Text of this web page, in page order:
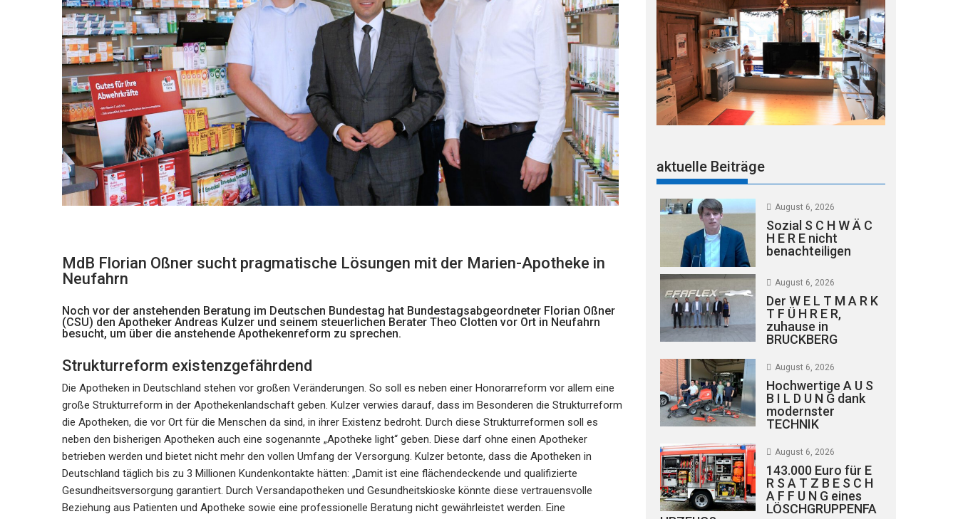
MdB Florian Oßner sucht pragmatische Lösungen mit der Marien-Apotheke in
Neufahrn
Noch vor der anstehenden Beratung im Deutschen Bundestag hat Bundestagsabgeordneter Florian Oßner
(CSU) den Apotheker Andreas Kulzer und seinem steuerlichen Berater Theo Clotten vor Ort in Neufahrn
besucht, um über die anstehende Apothekenreform zu sprechen.
Strukturreform existenzgefährdend
Die Apotheken in Deutschland stehen vor großen Veränderungen. So soll es neben einer Honorarreform vor allem eine
große Strukturreform in der Apothekenlandschaft geben. Kulzer verwies darauf, dass im Besonderen die Strukturreform
die Apotheken, die vor Ort für die Menschen da sind, in ihrer Existenz bedroht. Durch diese Strukturreformen soll es
neben den bisherigen Apotheken auch eine sogenannte „Apotheke light“ geben. Diese darf ohne einen Apotheker
betrieben werden und bietet nicht mehr den vollen Umfang der Versorgung. Kulzer betonte, dass die Apotheken in
Deutschland täglich bis zu 3 Millionen Kundenkontakte hätten: „Damit ist eine flächendeckende und qualifizierte
Gesundheitsversorgung garantiert. Durch Versandapotheken und Gesundheitskioske könnte diese vertrauensvolle
Beziehung aus Patienten und Apotheke sowie eine professionelle Beratung nicht gewährleistet werden. Eine
aktuelle Beiträge
August 6, 2026
Sozial S C H W Ä C
H E R E nicht
benachteiligen
August 6, 2026
Der W E L T M A R K
T F Ü H R E R,
zuhause in
BRUCKBERG
August 6, 2026
Hochwertige A U S
B I L D U N G dank
modernster
TECHNIK
August 6, 2026
143.000 Euro für E
R S A T Z B E S C H
A F F U N G eines
LÖSCHGRUPPENFA